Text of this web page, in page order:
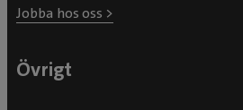
Jobba hos oss >
Övrigt